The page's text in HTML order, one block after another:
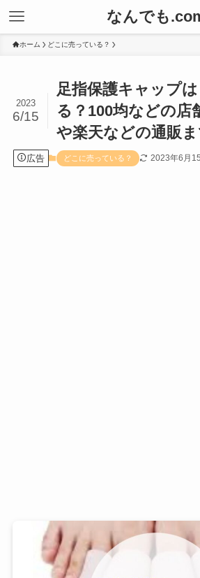
なんでも
ホーム どこに売っている？
足指保護キャップ
る？100均などの店
や楽天などの通販ま
2023
6/15
広告 どこに売っている？ 2023年6月